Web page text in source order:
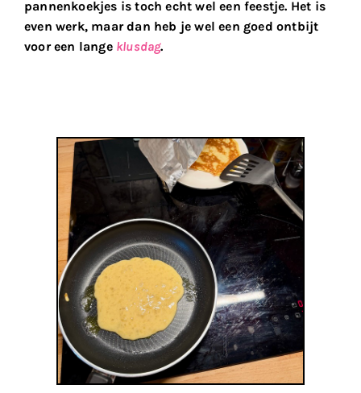
pannenkoekjes is toch echt wel een feestje. Het is
even werk, maar dan heb je wel een goed ontbijt
voor een lange klusdag.